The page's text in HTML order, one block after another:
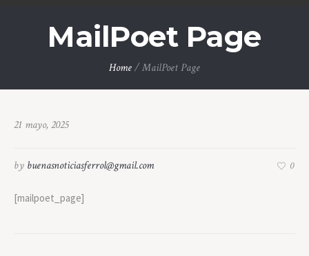
MailPoet Page
Home/MailPoet Page
21 mayo, 2025
by buenasnoticiasferrol@gmail.com 0
[mailpoet_page]